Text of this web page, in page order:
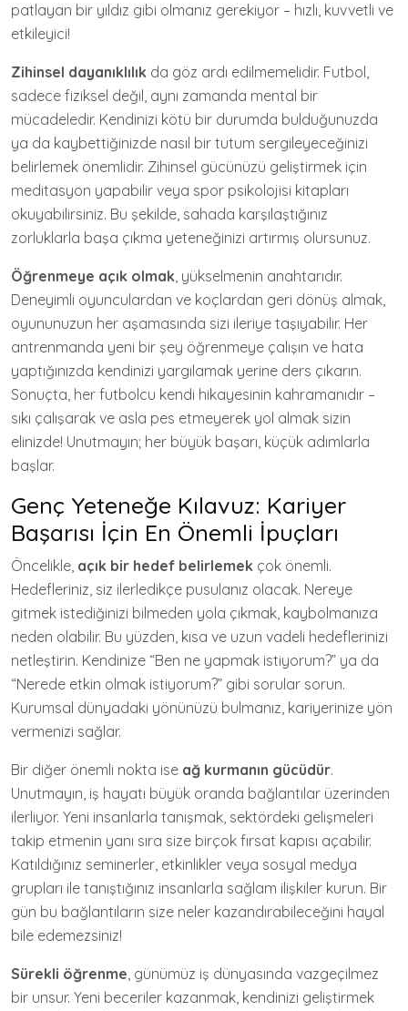
patlayan bir yıldız gibi olmanız gerekiyor – hızlı, kuvvetli ve
etkileyici!
Zihinsel dayanıklılık da göz ardı edilmemelidir. Futbol,
sadece fiziksel değil, aynı zamanda mental bir
mücadeledir. Kendinizi kötü bir durumda bulduğunuzda
ya da kaybettiğinizde nasıl bir tutum sergileyeceğinizi
belirlemek önemlidir. Zihinsel gücünüzü geliştirmek için
meditasyon yapabilir veya spor psikolojisi kitapları
okuyabilirsiniz. Bu şekilde, sahada karşılaştığınız
zorluklarla başa çıkma yeteneğinizi artırmış olursunuz.
Öğrenmeye açık olmak, yükselmenin anahtarıdır.
Deneyimli oyunculardan ve koçlardan geri dönüş almak,
oyununuzun her aşamasında sizi ileriye taşıyabilir. Her
antrenmanda yeni bir şey öğrenmeye çalışın ve hata
yaptığınızda kendinizi yargılamak yerine ders çıkarın.
Sonuçta, her futbolcu kendi hikayesinin kahramanıdır –
sıkı çalışarak ve asla pes etmeyerek yol almak sizin
elinizde! Unutmayın; her büyük başarı, küçük adımlarla
başlar.
Genç Yeteneğe Kılavuz: Kariyer
Başarısı İçin En Önemli İpuçları
Öncelikle, açık bir hedef belirlemek çok önemli.
Hedefleriniz, siz ilerledikçe pusulanız olacak. Nereye
gitmek istediğinizi bilmeden yola çıkmak, kaybolmanıza
neden olabilir. Bu yüzden, kısa ve uzun vadeli hedeflerinizi
netleştirin. Kendinize “Ben ne yapmak istiyorum?” ya da
“Nerede etkin olmak istiyorum?” gibi sorular sorun.
Kurumsal dünyadaki yönünüzü bulmanız, kariyerinize yön
vermenizi sağlar.
Bir diğer önemli nokta ise ağ kurmanın gücüdür.
Unutmayın, iş hayatı büyük oranda bağlantılar üzerinden
ilerliyor. Yeni insanlarla tanışmak, sektördeki gelişmeleri
takip etmenin yanı sıra size birçok fırsat kapısı açabilir.
Katıldığınız seminerler, etkinlikler veya sosyal medya
grupları ile tanıştığınız insanlarla sağlam ilişkiler kurun. Bir
gün bu bağlantıların size neler kazandırabileceğini hayal
bile edemezsiniz!
Sürekli öğrenme, günümüz iş dünyasında vazgeçilmez
bir unsur. Yeni beceriler kazanmak, kendinizi geliştirmek